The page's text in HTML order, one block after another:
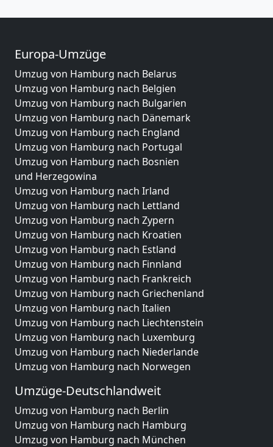
Europa-Umzüge
Umzug von Hamburg nach Belarus
Umzug von Hamburg nach Belgien
Umzug von Hamburg nach Bulgarien
Umzug von Hamburg nach Dänemark
Umzug von Hamburg nach England
Umzug von Hamburg nach Portugal
Umzug von Hamburg nach Bosnien
und Herzegowina
Umzug von Hamburg nach Irland
Umzug von Hamburg nach Lettland
Umzug von Hamburg nach Zypern
Umzug von Hamburg nach Kroatien
Umzug von Hamburg nach Estland
Umzug von Hamburg nach Finnland
Umzug von Hamburg nach Frankreich
Umzug von Hamburg nach Griechenland
Umzug von Hamburg nach Italien
Umzug von Hamburg nach Liechtenstein
Umzug von Hamburg nach Luxemburg
Umzug von Hamburg nach Niederlande
Umzug von Hamburg nach Norwegen
Umzüge-Deutschlandweit
Umzug von Hamburg nach Berlin
Umzug von Hamburg nach Hamburg
Umzug von Hamburg nach München